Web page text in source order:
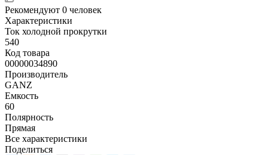
Рекомендуют 0 человек
Характеристики
Ток холодной прокрутки
540
Код товара
00000034890
Производитель
GANZ
Емкость
60
Полярность
Прямая
Все характеристики
Поделиться